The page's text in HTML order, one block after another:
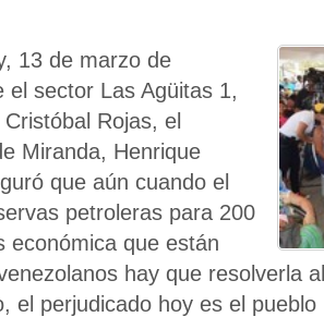
13 de marzo de
el sector Las Agüitas 1,
Rojas, el
Miranda, Henrique
que aún cuando el
petroleras para 200
económica que están
hay que resolverla
el perjudicado hoy es el